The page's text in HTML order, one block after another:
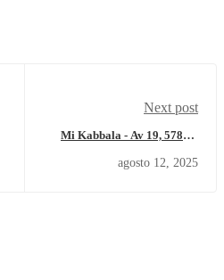
Next post
Mi Kabbala - Av 19, 5785 –
2025
agosto 12, 2025